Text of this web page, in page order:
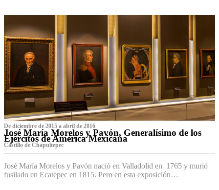
De diciembre de 2015 a abril de 2016
José María Morelos y Pavón, Generalísimo de los
Ejércitos de América Mexicana
C‌astillo de Chapultepec
José María Morelos y Pavón nació en Valladolid en 1765 y murió
fusilado en Ecatepec en 1815. Pero en esta exposición…